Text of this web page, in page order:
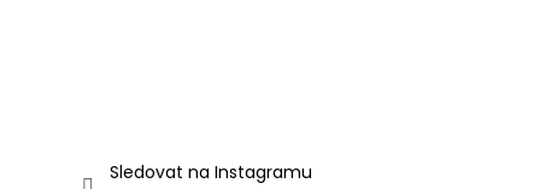
Sledovat na Instagramu